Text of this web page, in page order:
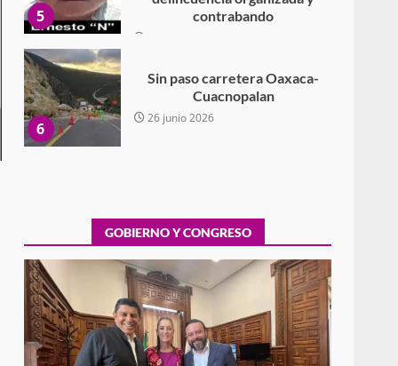
16 julio 2026
6
Cuacnopalan
26 junio 2026
22 junio 2026
1
Ciudad Salud: justicia social
5 agosto 2026
GOBIERNO Y CONGRESO